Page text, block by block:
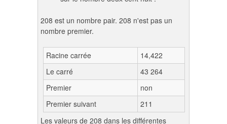
208 est un nombre pair. 208 n'est pas un
nombre premier.
Racine carrée
14,422
Le carré
43 264
Premier
non
Premier suivant
211
Les valeurs de 208 dans les différentes